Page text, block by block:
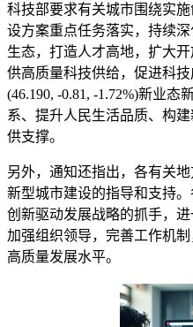
科技部要求有关城市围绕实
设方案重点任务落实，持续
生态，打造人才高地，扩大
供高质量科技供给，促进科
(46.190, -0.81, -1.72%)新业
系、提升人民生活品质、构
供支撑。
另外，通知还指出，各有关
新型城市建设的指导和支持
创新驱动发展战略的抓手，
加强组织领导，完善工作机
高质量发展水平。